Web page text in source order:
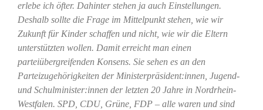
erlebe ich öfter. Dahinter stehen ja auch Einstellungen.
Deshalb sollte die Frage im Mittelpunkt stehen, wie wir
Zukunft für Kinder schaffen und nicht, wie wir die Eltern
unterstützten wollen. Damit erreicht man einen
parteiübergreifenden Konsens. Sie sehen es an den
Parteizugehörigkeiten der Ministerpräsident:innen, Jugend-
und Schulminister:innen der letzten 20 Jahre in Nordrhein-
Westfalen. SPD, CDU, Grüne, FDP – alle waren und sind